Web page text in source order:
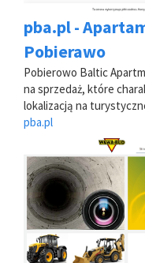
pba.pl -
Pobierawo
Pobierowo Baltic
na sprzedaż, które
lokalizacją na
pba.pl